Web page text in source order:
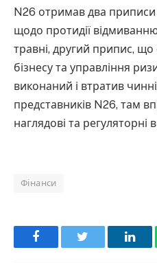
N26 отримав два приписи
щодо протидії
травні, другий припис, що
бізнесу та управління
виконаний і втратив
представників N26, там
наглядові та регуляторні
Фінанси
Facebook